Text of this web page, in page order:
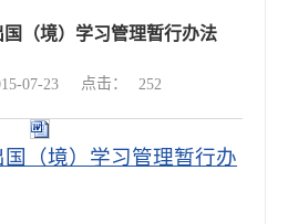
（境）学习管理暂行办法
07-23 点击： 252
（境）学习管理暂行办